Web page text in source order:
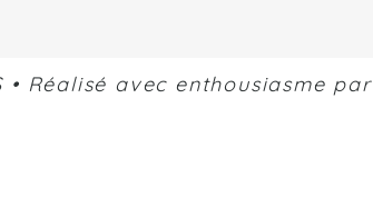
• Réalisé avec enthousiasme par